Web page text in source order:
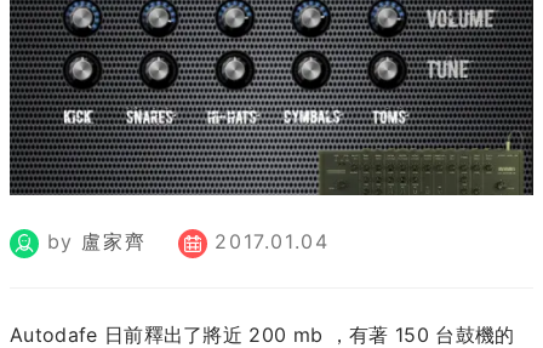
by 盧家齊 2017.01.04
Autodafe 日前釋出了將近 200 mb ，有著 150 台鼓機的